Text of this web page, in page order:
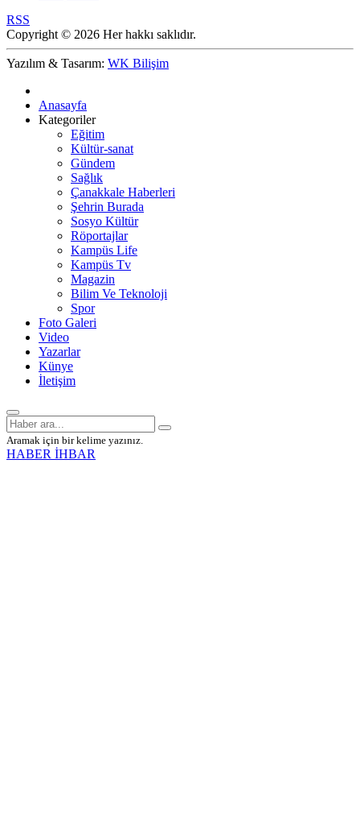
RSS
Copyright © 2026 Her hakkı saklıdır.
Yazılım & Tasarım: WK Bilişim
Anasayfa
Kategoriler
Eğitim
Kültür-sanat
Gündem
Sağlık
Çanakkale Haberleri
Şehrin Burada
Sosyo Kültür
Röportajlar
Kampüs Life
Kampüs Tv
Magazin
Bilim Ve Teknoloji
Spor
Foto Galeri
Video
Yazarlar
Künye
İletişim
Aramak için bir kelime yazınız.
HABER İHBAR